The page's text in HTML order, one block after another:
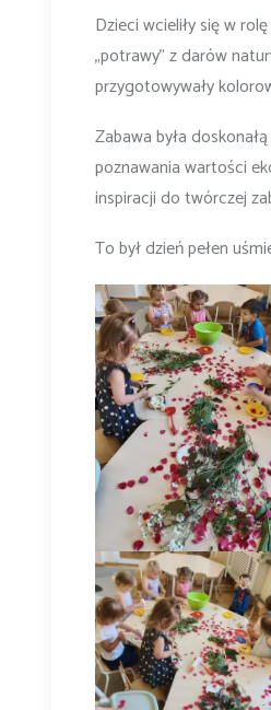
Dzieci wcieliły się w
„potrawy” z darów
przygotowywały
Zabawa była
poznawania wartości
inspiracji do twórczej
To był dzień pełen